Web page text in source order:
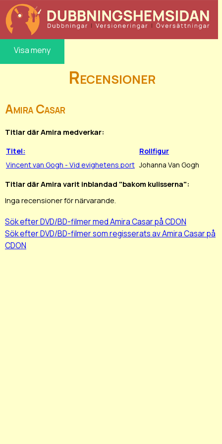
Visa meny
Recensioner
Amira Casar
Titlar där Amira medverkar:
Titel:
Rollfigur
Vincent van Gogh - Vid evighetens port Johanna Van Gogh
Titlar där Amira varit inblandad "bakom kulisserna":
Inga recensioner för närvarande.
Sök efter DVD/BD-filmer med Amira Casar på CDON
Sök efter DVD/BD-filmer som regisserats av Amira Casar på
CDON